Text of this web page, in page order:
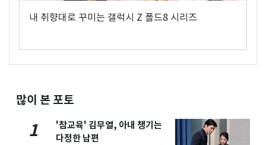
내 취향대로 꾸미는 갤럭시 Z 폴드8 시리즈
많이 본 포토
1
'참교육' 김무열, 아내 챙기는
다정한 남편